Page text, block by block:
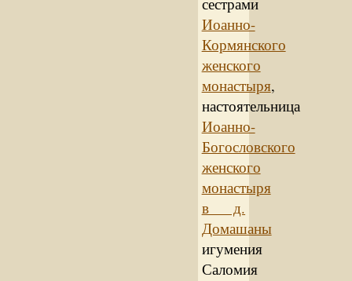
Иоанно-
Кормянского
женского
монастыря,
настоятельница
Иоанно-
Богословского
женского
монастыря
в д.
Домашаны
игумения
Саломия